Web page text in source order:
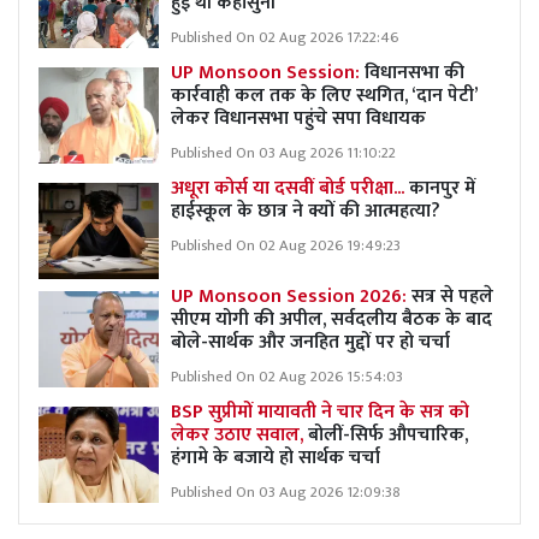
Published On 02 Aug 2026 17:22:46
UP Monsoon Session:विधानसभा की
कार्रवाही कल तक के लिए स्थगित, ‘दान पेटी’
लेकर विधानसभा पहुंचे सपा विधायक
Published On 03 Aug 2026 11:10:22
अधूरा कोर्स या दसवीं बोर्ड परीक्षा...कानपुर में
हाईस्कूल के छात्र ने क्यों की आत्महत्या?
Published On 02 Aug 2026 19:49:23
UP Monsoon Session 2026:सत्र से पहले
सीएम योगी की अपील, सर्वदलीय बैठक के बाद
बोले-सार्थक और जनहित मुद्दों पर हो चर्चा
Published On 02 Aug 2026 15:54:03
BSP सुप्रीमों मायावती ने चार दिन के सत्र को
लेकर उठाए सवाल,बोलीं-सिर्फ औपचारिक,
हंगामे के बजाये हो सार्थक चर्चा
Published On 03 Aug 2026 12:09:38